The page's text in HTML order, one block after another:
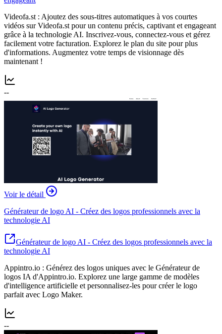
Videofa.st : Ajoutez des sous-titres automatiques à vos courtes
vidéos sur Videofa.st pour un contenu précis, captivant et engageant
grâce à la technologie AI. Inscrivez-vous, connectez-vous et gérez
facilement votre facturation. Explorez le plan du site pour plus
d'informations. Augmentez votre temps de visionnage dès
maintenant !
--
Voir le détail
Générateur de logo AI - Créez des logos professionnels avec la
technologie AI
Générateur de logo AI - Créez des logos professionnels avec la
technologie AI
Appintro.io : Générez des logos uniques avec le Générateur de
logos IA d'Appintro.io. Explorez une large gamme de modèles
d'intelligence artificielle et personnalisez-les pour créer le logo
parfait avec Logo Maker.
--